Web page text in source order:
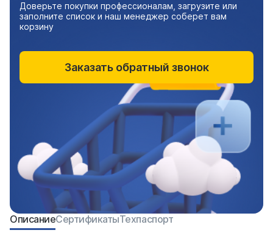
ОписаниеСертификатыТехпаспорт
Доверьте покупки профессионалам, загрузите или
заполните список и наш менеджер соберет вам
корзину
Заказать обратный звонок